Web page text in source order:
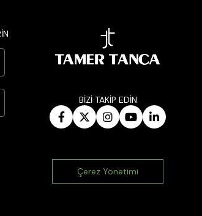
BİZİ TAKİP EDİN
Çerez Yönetimi